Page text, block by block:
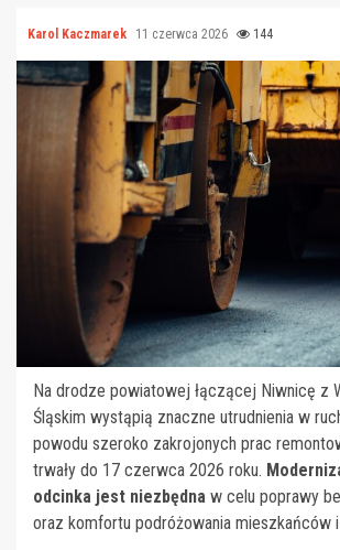
Karol Kaczmarek 11 czerwca 2026 144
Na drodze powiatowej łączącej Niwnicę z
Śląskim wystąpią znaczne utrudnienia w
powodu szeroko zakrojonych prac
trwały do 17 czerwca 2026 roku.
odcinka jest niezbędna w celu poprawy
oraz komfortu podróżowania mieszkańców